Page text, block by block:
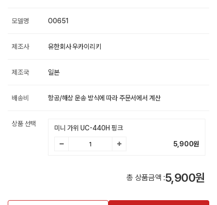
모델명 O0651
제조사 유한회사 우카이리키
제조국 일본
배송비 항공/해상 운송 방식에 따라 주문서에서 계산
상품 선택
미니 가위 UC-440H 핑크
5,900원
총 상품금액 :5,900원